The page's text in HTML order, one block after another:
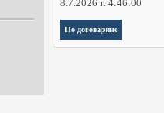
8.7.2026 г. 4:46:00
По договаряне